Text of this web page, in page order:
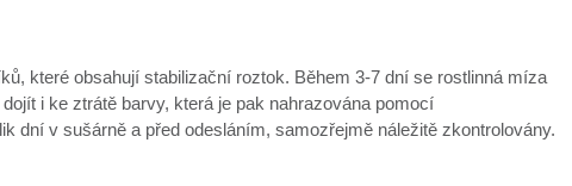
které obsahují stabilizační roztok. Během 3-7 dní se rostlinná míza
i ke ztrátě barvy, která je pak nahrazována pomocí
dní v sušárně a před odesláním, samozřejmě náležitě zkontrolovány.